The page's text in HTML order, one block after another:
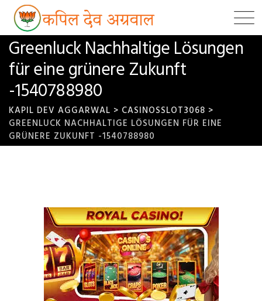
Skip
content
Greenluck Nachhaltige Lösungen
für eine grünere Zukunft
-1540788980
KAPIL DEV AGGARWAL > CASINOSSLOT3068 >
GREENLUCK NACHHALTIGE LÖSUNGEN FÜR EINE
GRÜNERE ZUKUNFT -1540788980